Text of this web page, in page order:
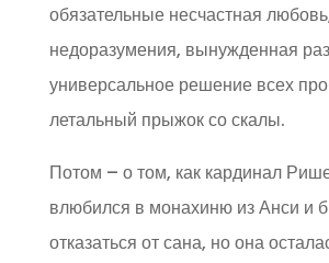
обязательные несчастная
недоразумения, вынужденная
универсальное решение всех
летальный прыжок со скалы.
Потом – о том, как кардинал
влюбился в монахиню из Анси и
отказаться от сана, но она